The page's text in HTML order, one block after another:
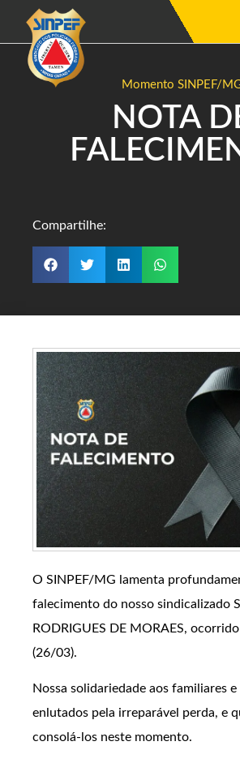
Momento SINPEF/
NOTA
Compartilhe:
O SINPEF/MG lamenta
falecimento do nosso sindicalizado
RODRIGUES DE MORAES,
(26/03).
Nossa solidariedade aos familiares e
enlutados pela irreparável perda, e
consolá-los neste momento.